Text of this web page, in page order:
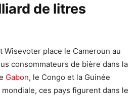
de litres
Wisevoter place le Cameroun au
consommateurs de bière dans la
Gabon, le Congo et la Guinée
mondiale, ces pays figurent dans le